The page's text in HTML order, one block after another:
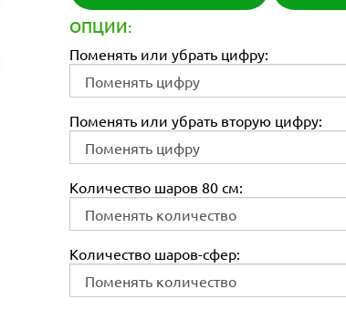
ОПЦИИ:
Поменять или убрать цифру:
Поменять или убрать вторую цифру:
Количество шаров 80 см:
Количество шаров-сфер: